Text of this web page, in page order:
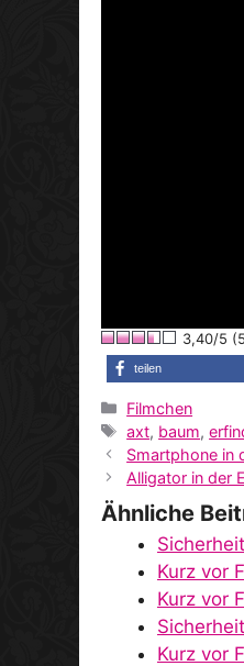
3,40/5
teilen
Kategorien
Filmchen
Schlagwörter
axt, baum,
Smartphone in
Alligator in der
Ähnliche
Kurz vor
Kurz vor
Kurz vor